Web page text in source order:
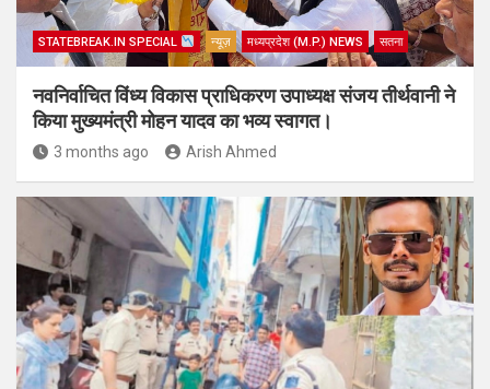
STATEBREAK.IN SPECIAL न्यूज़ मध्यप्रदेश (M.P.) NEWS सतना
नवनिर्वाचित विंध्य विकास प्राधिकरण उपाध्यक्ष संजय तीर्थवानी ने
किया मुख्यमंत्री मोहन यादव का भव्य स्वागत।
3 months ago Arish Ahmed